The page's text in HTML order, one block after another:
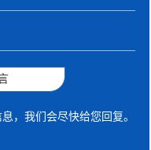
，我们会尽快给您回复。